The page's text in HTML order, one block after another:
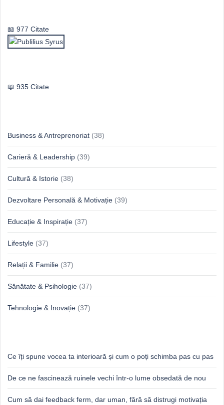
977 Citate
935 Citate
Business & Antreprenoriat (38)
Carieră & Leadership (39)
Cultură & Istorie (38)
Dezvoltare Personală & Motivație (39)
Educație & Inspirație (37)
Lifestyle (37)
Relații & Familie (37)
Sănătate & Psihologie (37)
Tehnologie & Inovație (37)
Ce îți spune vocea ta interioară și cum o poți schimba pas cu pas
De ce ne fascinează ruinele vechi într-o lume obsedată de nou
Cum să dai feedback ferm, dar uman, fără să distrugi motivația